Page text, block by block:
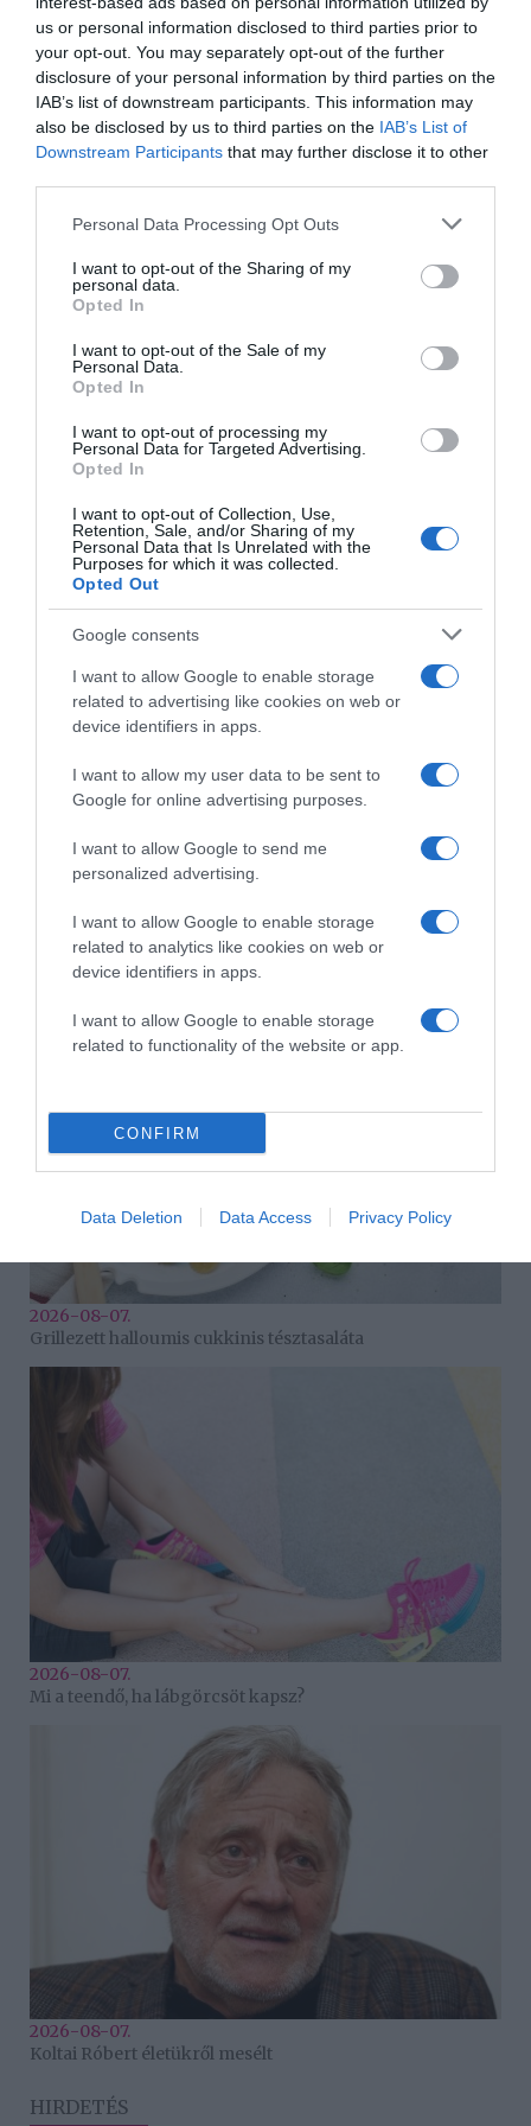
us or personal information disclosed to third parties prior to
your opt-out. You may separately opt-out of the further
disclosure of your personal information by third parties on the
IAB’s list of downstream participants. This information may
also be disclosed by us to third parties on the IAB’s List of
Downstream Participants that may further disclose it to other
Please note that this website/app uses one or more Google
not limited to your visit or usage behaviour. You may click to
grant or deny consent to Google and its third-party tags to
use your data for below specified purposes in below Google
consent section.
Personal Data Processing Opt Outs
I want to opt-out of the Sharing of my
personal data.
Opted In
I want to opt-out of the Sale of my
Personal Data.
Opted In
I want to opt-out of processing my
Personal Data for Targeted Advertising.
Opted In
I want to opt-out of Collection, Use,
Retention, Sale, and/or Sharing of my
Personal Data that Is Unrelated with the
Purposes for which it was collected.
Opted Out
Google consents
I want to allow Google to enable storage
related to advertising like cookies on web or
device identifiers in apps.
I want to allow my user data to be sent to
Google for online advertising purposes.
I want to allow Google to send me
personalized advertising.
I want to allow Google to enable storage
related to analytics like cookies on web or
device identifiers in apps.
I want to allow Google to enable storage
related to functionality of the website or app.
CONFIRM
Data Deletion Data Access Privacy Policy
randijaim által, hogy a randik után sosem voltam biztos
benne, hogy tetszettem az adott srácnak. Viszont Jenő
egyáltalán nem ilyen volt, hanem nyíltan elmondta azt,
hogy oda van értem – ecsetelte a Frizbi legújabb
részének előzetesében.
fogom magam jól érezni, de legalább elmentem egy
úriember volt, hogy én le voltam nyűgözve –ismerte be
Megosztás: Facebook Twitter Pinterest
Címkék: gyermek, vallomás,születés Rácz Jenő,
Rácz-Gyuricza Dóra
Korábbi bejegyzések Következő bejegyzés
HASONLÓ BEJEGYZÉSEK
2026-08-07.
Túlzott félelem a közös jövőtől – hogyan kerüld el egy új
párkapcsolatban?
2026-08-07.
Grillezett halloumis cukkinis tésztasaláta
2026-08-07.
Mi a teendő, ha lábgörcsöt kapsz?
2026-08-07.
Koltai Róbert életükről mesélt
HIRDETÉS